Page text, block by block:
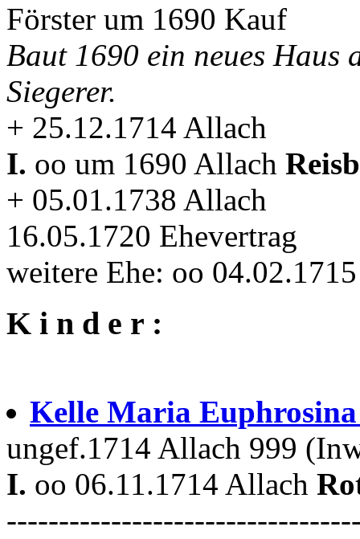
Förster um 1690 Kauf
Baut 1690 ein neues Haus
Siegerer.
+ 25.12.1714 Allach
I. oo um 1690 Allach
+ 05.01.1738 Allach
16.05.1720 Ehevertrag
weitere Ehe: oo
K i n d e r :
Kelle Maria
ungef.1714 Allach 999
I. oo 06.11.1714 Allach